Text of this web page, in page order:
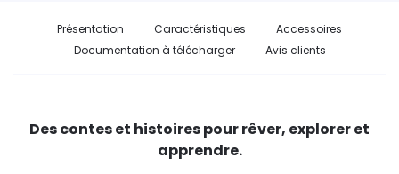
Présentation Caractéristiques
Accessoires
Documentation à télécharger
Avis clients
Des contes et histoirespour rêver, explorer et
apprendre.